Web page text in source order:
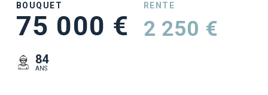
BOUQUET
75 000 €
RENTE
2 250 €
84
ANS